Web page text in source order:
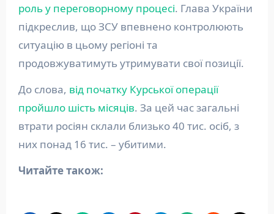
роль у переговорному процесі. Глава України
підкреслив, що ЗСУ впевнено контролюють
ситуацію в цьому регіоні та
продовжуватимуть утримувати свої позиції.
До слова, від початку Курської операції
пройшло шість місяців. За цей час загальні
втрати росіян склали близько 40 тис. осіб, з
них понад 16 тис. – убитими.
Читайте також: